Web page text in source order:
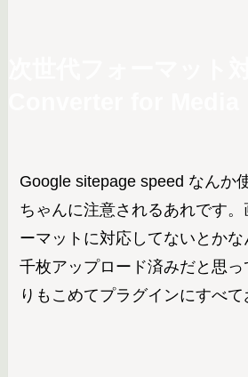
Google sitepage speed なんか
ちゃんに注意されるあれです
ーマットに対応してないとか
千枚アップロード済みだと思
りもこめてプラグインにすべて